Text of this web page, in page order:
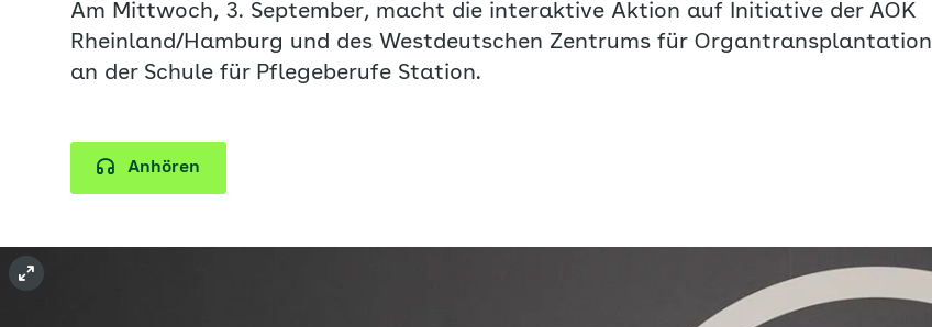
Am Mittwoch, 3. September, macht die interaktive Aktion auf Initiative der AOK
Rheinland/Hamburg und des Westdeutschen Zentrums für Organtransplantation
an der Schule für Pflegeberufe Station.
Anhören